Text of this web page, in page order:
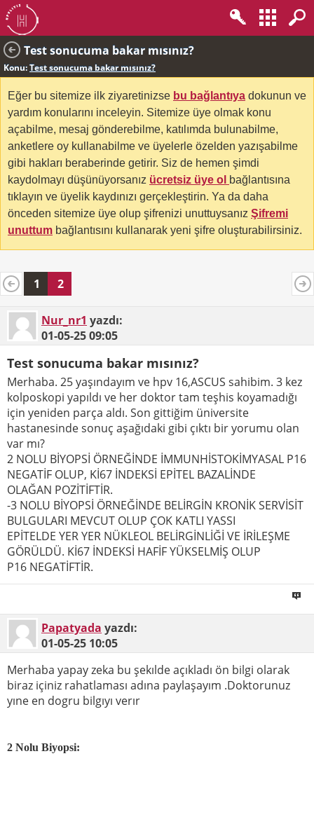
Test sonucuma bakar mısınız?
Konu:Test sonucuma bakar mısınız?
Eğer bu sitemize ilk ziyaretinizse bu bağlantıya dokunun ve
yardım konularını inceleyin. Sitemize üye olmak konu
açabilme, mesaj gönderebilme, katılımda bulunabilme,
anketlere oy kullanabilme ve üyelerle özelden yazışabilme
gibi hakları beraberinde getirir. Siz de hemen şimdi
kaydolmayı düşünüyorsanız ücretsiz üye ol bağlantısına
tıklayın ve üyelik kaydınızı gerçekleştirin. Ya da daha
önceden sitemize üye olup şifrenizi unuttuysanız Şifremi
unuttum bağlantısını kullanarak yeni şifre oluşturabilirsiniz.
1 2
Nur_nr1 yazdı:
01-05-2509:05
Test sonucuma bakar mısınız?
Merhaba. 25 yaşındayım ve hpv 16,ASCUS sahibim. 3 kez
kolposkopi yapıldı ve her doktor tam teşhis koyamadığı
için yeniden parça aldı. Son gittiğim üniversite
hastanesinde sonuç aşağıdaki gibi çıktı bir yorumu olan
var mı?
2 NOLU BİYOPSİ ÖRNEĞİNDE İMMUNHİSTOKİMYASAL P16
NEGATİF OLUP, Kİ67 İNDEKSİ EPİTEL BAZALİNDE
OLAĞAN POZİTİFTİR.
-3 NOLU BİYOPSİ ÖRNEĞİNDE BELİRGİN KRONİK SERVİSİT
BULGULARI MEVCUT OLUP ÇOK KATLI YASSI
EPİTELDE YER YER NÜKLEOL BELİRGİNLİĞİ VE İRİLEŞME
GÖRÜLDÜ. Kİ67 İNDEKSİ HAFİF YÜKSELMİŞ OLUP
P16 NEGATİFTİR.
Papatyada yazdı:
01-05-25 10:05
Merhaba yapay zeka bu şekılde açıkladı ön bilgi olarak
biraz içiniz rahatlaması adına paylaşayım .Doktorunuz
yıne en dogru bilgıyı verır
2 Nolu Biyopsi: